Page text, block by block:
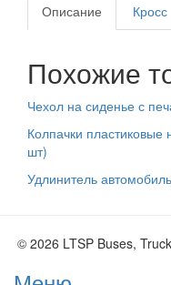
Описание
Кросс
Похожие
Чехол на сиденье с
Колпачки
шт)
Удлинитель
© 2026 LTSP Buses,